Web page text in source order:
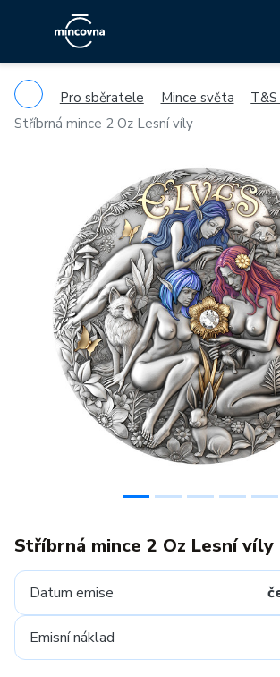
Pro sběratele Mince světa
T&S
Stříbrná mince 2 Oz Lesní víly
Previous
Stříbrná mince 2 Oz Lesní víly
Datum emise
Emisní náklad